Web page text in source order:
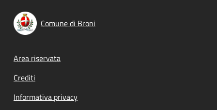
Comune di Broni
Footer menu
Area riservata
Crediti
Informativa privacy